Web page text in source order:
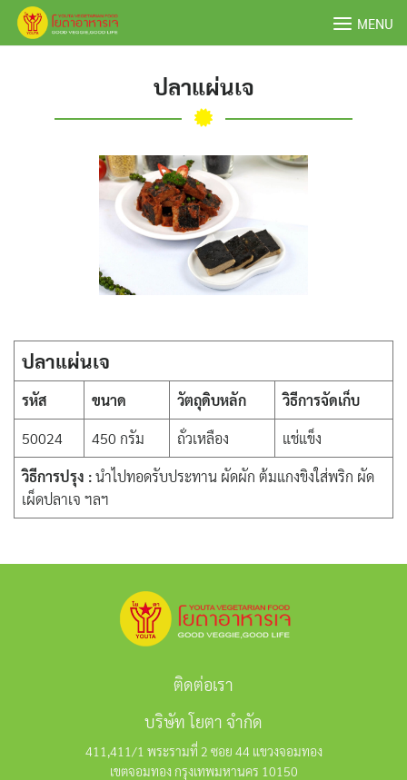
Skip
MENU
ปลาแผ่นเจ
ปลาแผ่นเจ
รหัส ขนาด วัตถุดิบหลัก
วิธีการจัดเก็บ
50024
450 กรัม ถั่วเหลือง
แช่แข็ง
วิธีการปรุง :นำไปทอดรับประทาน ผัดผัก ต้มแกงขิงใส่พริก ผัด
เผ็ดปลาเจ ฯลฯ
ติดต่อเรา
บริษัท โยตา จำกัด
411,411/1 พระรามที่ 2 ซอย 44 แขวงจอมทอง
เขตจอมทอง กรุงเทพมหานคร 10150